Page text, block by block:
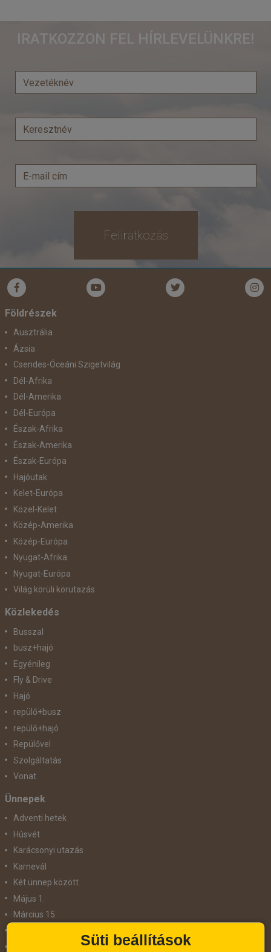
IRATKOZZON FEL HÍRLEVELÜNKRE!
Feliratkozás
Földrészek
Ausztrália
Ázsia
Csendes-Óceáni Szigetvilág
Dél-Afrika
Dél-Amerika
Dél-Európa
Észak-Afrika
Észak-Amerika
Észak-Európa
Hajóutak
Kelet-Európa
Közel-Kelet
Közép-Amerika
Közép-Európa
Nyugat-Afrika
Nyugat-Európa
Világ körüli körutazás
Közlekedés
Busszal
busz+hajó
Egyénileg
Fly & Drive
Hajó
repülő+busz
repülő+hajó
Repülővel
Szolgáltatás
Vonat
Ünnepek
Adventi hetek
Húsvét
Karácsonyi utazás
Karnevál
Két ünnep között
Május 1.
Március 15.
Süti beállítások